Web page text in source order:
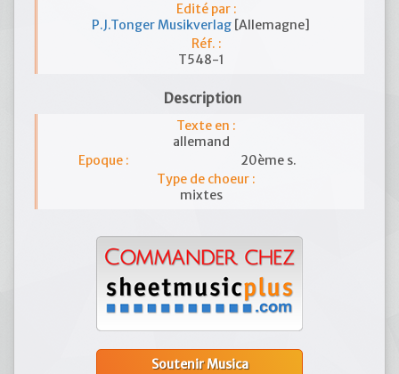
Edité par :
P.J.Tonger Musikverlag [Allemagne]
Réf. :
T548-1
Description
Texte en :
allemand
Epoque :
20ème s.
Type de choeur :
mixtes
Soutenir Musica